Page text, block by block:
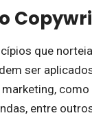
que
ser
como
entre